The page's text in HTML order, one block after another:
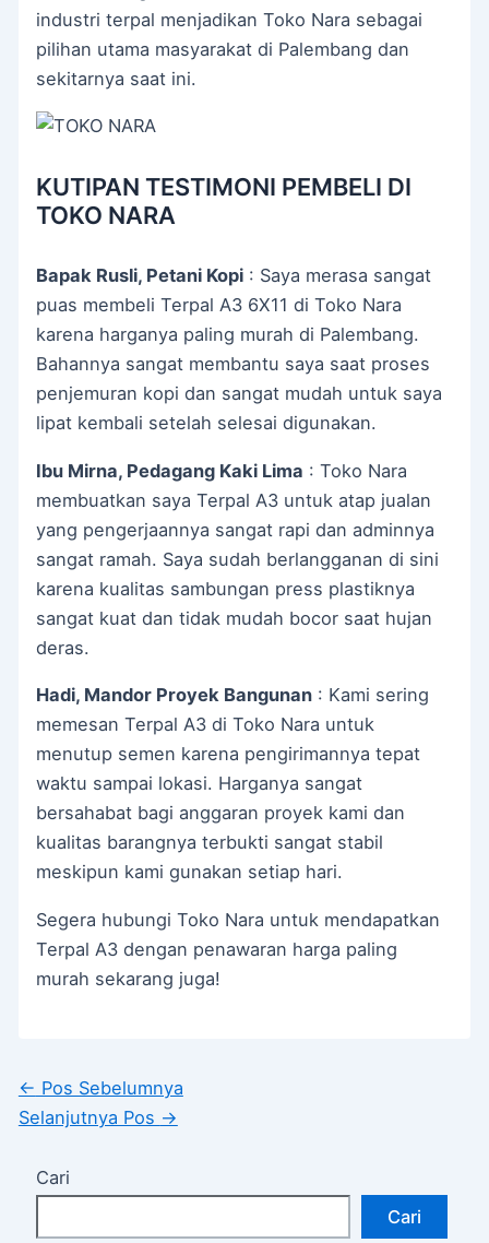
industri terpal menjadikan Toko Nara sebagai
pilihan utama masyarakat di Palembang dan
sekitarnya saat ini.
KUTIPAN TESTIMONI PEMBELI DI
TOKO NARA
Bapak Rusli, Petani Kopi : Saya merasa sangat
puas membeli Terpal A3 6X11 di Toko Nara
karena harganya paling murah di Palembang.
Bahannya sangat membantu saya saat proses
penjemuran kopi dan sangat mudah untuk saya
lipat kembali setelah selesai digunakan.
Ibu Mirna, Pedagang Kaki Lima : Toko Nara
membuatkan saya Terpal A3 untuk atap jualan
yang pengerjaannya sangat rapi dan adminnya
sangat ramah. Saya sudah berlangganan di sini
karena kualitas sambungan press plastiknya
sangat kuat dan tidak mudah bocor saat hujan
deras.
Hadi, Mandor Proyek Bangunan : Kami sering
memesan Terpal A3 di Toko Nara untuk
menutup semen karena pengirimannya tepat
waktu sampai lokasi. Harganya sangat
bersahabat bagi anggaran proyek kami dan
kualitas barangnya terbukti sangat stabil
meskipun kami gunakan setiap hari.
Segera hubungi Toko Nara untuk mendapatkan
Terpal A3 dengan penawaran harga paling
murah sekarang juga!
← Pos Sebelumnya
Selanjutnya Pos →
Cari
Cari